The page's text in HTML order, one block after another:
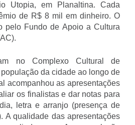
Utopia, em Planaltina. Cada
de R$ 8 mil em dinheiro. O
pelo Fundo de Apoio a Cultura
no Complexo Cultural de
da cidade ao longo de
acompanhou as apresentações
os finalistas e dar notas para
letra e arranjo (presença de
A qualidade das apresentações